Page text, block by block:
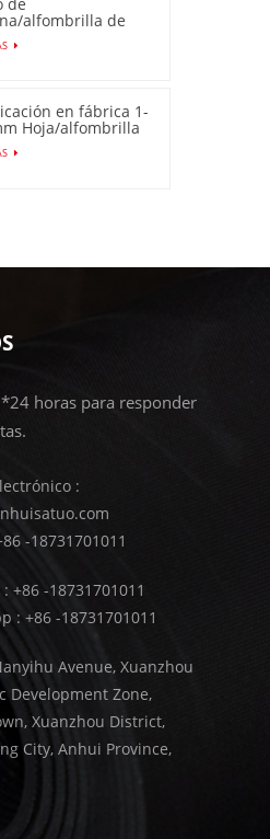
alfombrilla de
antideslizante de
naranja
en fábrica 1-
Hoja/alfombrilla
de piel de
antideslizante
horas para responder
:
-18731701011
+86 -18731701011
: +86 -18731701011
Avenue, Xuanzhou
Development Zone,
Xuanzhou District,
City, Anhui Province,